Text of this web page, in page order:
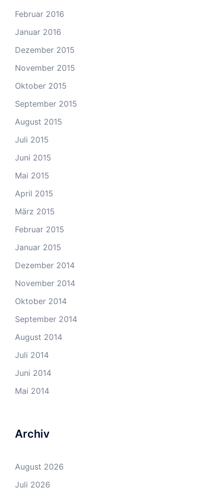
Februar 2016
Januar 2016
Dezember 2015
November 2015
Oktober 2015
September 2015
August 2015
Juli 2015
Juni 2015
Mai 2015
April 2015
März 2015
Februar 2015
Januar 2015
Dezember 2014
November 2014
Oktober 2014
September 2014
August 2014
Juli 2014
Juni 2014
Mai 2014
Archiv
August 2026
Juli 2026